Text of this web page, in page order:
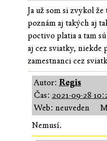
Ja už som si zvykol
poznám aj takých aj
poctivo platia a tam
aj cez sviatky, niekde
zamestnanci cez
Autor: Regis
Čas: 2021-09-28
Web: neuveden
Nemusí.